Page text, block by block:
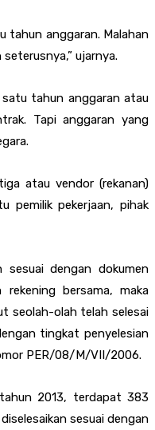
tahun anggaran. Malahan
ujarnya.
satu tahun anggaran atau
Tapi anggaran yang
atau vendor (rekanan)
pemilik pekerjaan, pihak
sesuai dengan dokumen
bersama, maka
seolah-olah telah selesai
tingkat penyelesian
PER/08/M/VII/2006.
2013, terdapat 383
sesuai dengan